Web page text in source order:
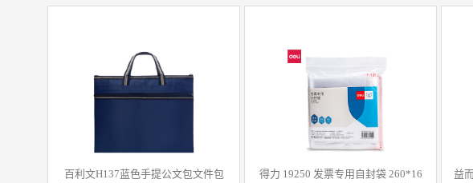
百利文H137蓝色手提公文包文件包
得力 19250 发票专用自封袋 260*16
益